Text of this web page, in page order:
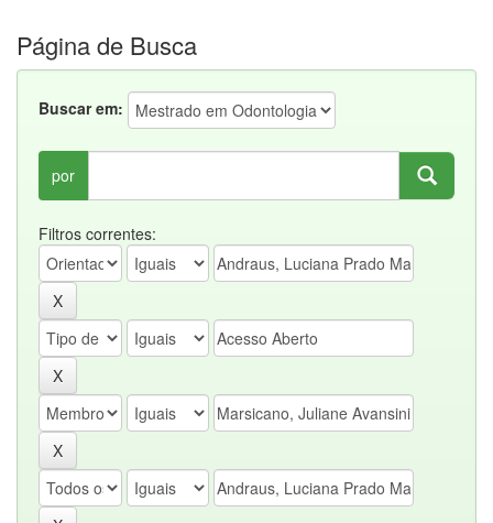
Página de Busca
Buscar em:
por
Filtros correntes: